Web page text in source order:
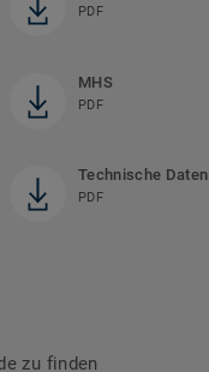
PDF
MHS
PDF
Technische Daten
PDF
zu finden